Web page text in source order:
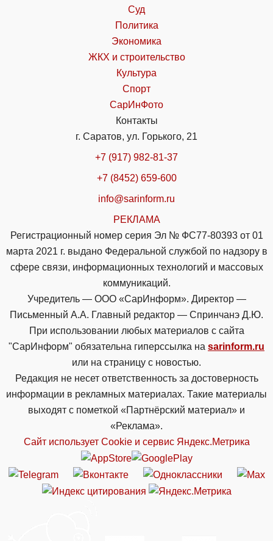
Суд
Политика
Экономика
ЖКХ и строительство
Культура
Спорт
СарИнФото
Контакты
г. Саратов, ул. Горького, 21
+7 (917) 982-81-37
+7 (8452) 659-600
info@sarinform.ru
РЕКЛАМА
Регистрационный номер серия Эл № ФС77-80393 от 01
марта 2021 г. выдано Федеральной службой по надзору в
сфере связи, информационных технологий и массовых
коммуникаций.
Учредитель — ООО «СарИнформ». Директор —
Письменный А.А. Главный редактор — Спринчанэ Д.Ю.
При использовании любых материалов с сайта
"СарИнформ" обязательна гиперссылка на sarinform.ru
или на страницу с новостью.
Редакция не несет ответственность за достоверность
информации в рекламных материалах. Такие материалы
выходят с пометкой «Партнёрский материал» и
«Реклама».
Сайт использует Cookie и сервиc Яндекс.Метрика